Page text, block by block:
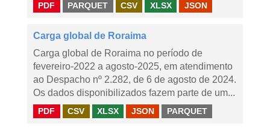
PDF PARQUET CSV XLSX JSON
Carga global de Roraima
Carga global de Roraima no período de
fevereiro-2022 a agosto-2025, em atendimento
ao Despacho nº 2.282, de 6 de agosto de 2024.
Os dados disponibilizados fazem parte de um...
PDF CSV XLSX JSON PARQUET